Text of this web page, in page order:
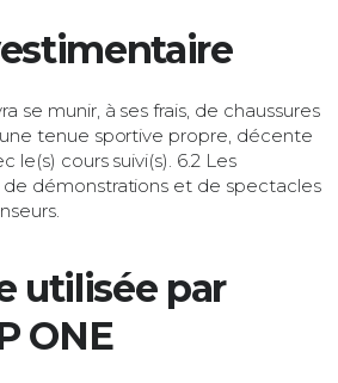
se munir, à ses frais, de chaussures
tenue sportive propre, décente
le(s) cours suivi(s). 6.2 Les
démonstrations et de spectacles
utilisée par
ONE